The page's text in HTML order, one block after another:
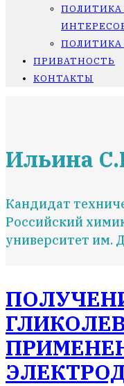
ПОЛИТИКА
ПОЛИТИКА
ПРИВАТНОСТЬ
КОНТАКТЫ
Ильина
Кандидат
Российский
университет им.